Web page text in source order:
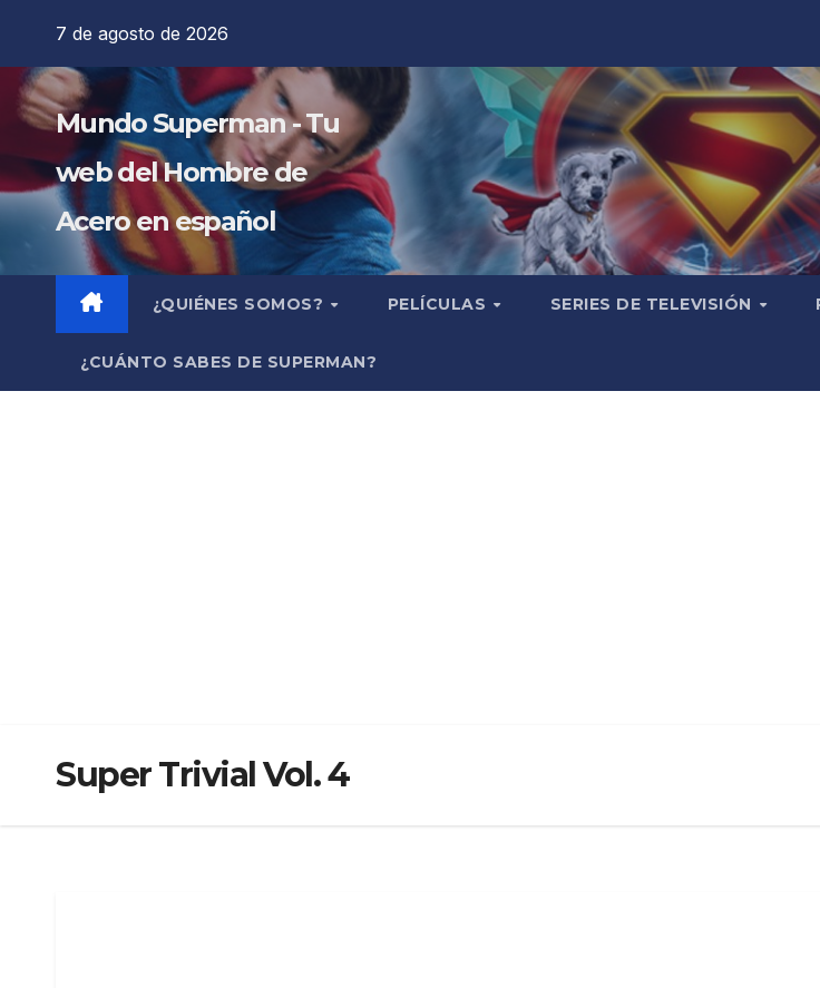
contenido
7 de agosto de 2026
Mundo Superman - Tu
web del Hombre de
Acero en español
¿QUIÉNES SOMOS? PELÍCULAS SERIES DE TELEVISIÓN
¿CUÁNTO SABES DE SUPERMAN?
Super Trivial Vol. 4